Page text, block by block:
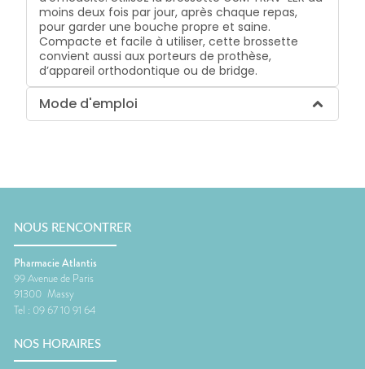
moins deux fois par jour, après chaque repas,
pour garder une bouche propre et saine.
Compacte et facile à utiliser, cette brossette
convient aussi aux porteurs de prothèse,
d’appareil orthodontique ou de bridge.
Mode d'emploi
NOUS RENCONTRER
Pharmacie Atlantis
99 Avenue de Paris
91300 Massy
Tel : 09 67 10 91 64
NOS HORAIRES